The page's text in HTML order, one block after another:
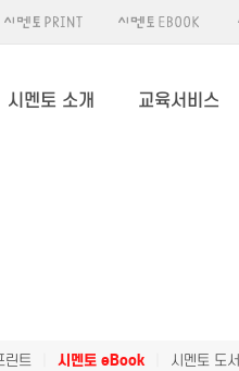
시멘토 소개 교육서비스
린트 시멘토 eBook 시멘토 도서